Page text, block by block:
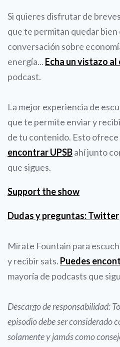
Si quieres disfrutar de
que te permitan quedar
conversación sobre
energía... Echa un vistazo
podcast.
La mejor experiencia de
que te permite enviar y
de tu contenido. Esto
encontrar UPSBahí junto
que sigues.
Support the show
Dudas y preguntas: Twitter
Mírate Fountain para
y recibir sats. Puedes
mayoría de podcasts que
Descargo de responsabilidad:
episodio debe ser considerado
solamente y jamás como